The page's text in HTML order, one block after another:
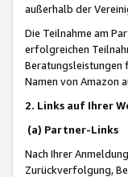
außerhalb der
Die Teilnahme am
erfolgreichen
Beratungsleistungen
Namen von Amazon
2. Links auf Ihrer
(a) Partner-Links
Nach Ihrer
Zurückverfolgung,